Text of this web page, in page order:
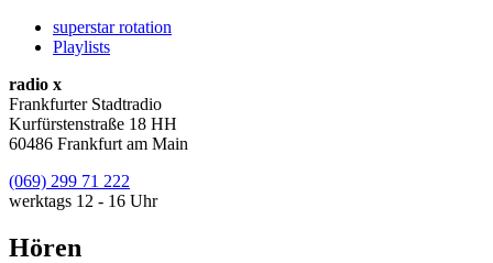
superstar rotation
Playlists
radio x
Frankfurter Stadtradio
Kurfürstenstraße 18 HH
60486 Frankfurt am Main
(069) 299 71 222
werktags 12 - 16 Uhr
Hören